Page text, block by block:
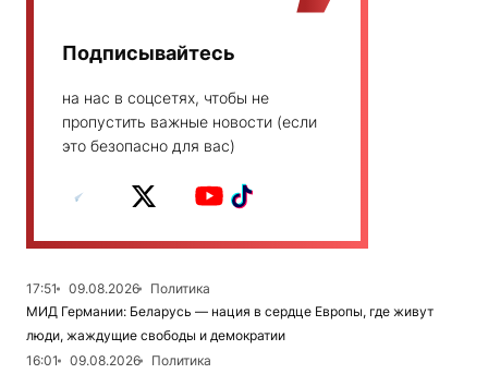
Подписывайтесь
на нас в соцсетях, чтобы не
пропустить важные новости (если
это безопасно для вас)
17:51 09.08.2026
Политика
МИД Германии: Беларусь — нация в сердце Европы, где живут
люди, жаждущие свободы и демократии
16:01
09.08.2026
Политика